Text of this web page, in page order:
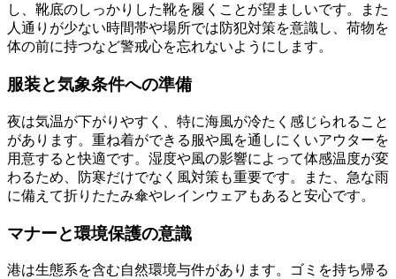
し、靴底のしっかりした靴を履くことが望ましいです。また
人通りが少ない時間帯や場所では防犯対策を意識し、荷物を
体の前に持つなど警戒心を忘れないようにします。
服装と気象条件への準備
夜は気温が下がりやすく、特に海風が冷たく感じられること
があります。重ね着ができる服や風を通しにくいアウターを
用意すると快適です。湿度や風の影響によって体感温度が変
わるため、防寒だけでなく風対策も重要です。また、急な雨
に備えて折りたたみ傘やレインウェアもあると安心です。
マナーと環境保護の意識
港は生態系を含む自然環境与件があります。ゴミを持ち帰る